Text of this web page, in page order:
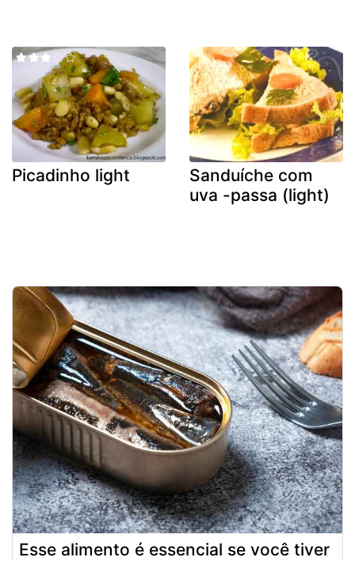
Picadinho light
Sanduíche com
uva -passa (light)
Esse alimento é essencial se você tiver